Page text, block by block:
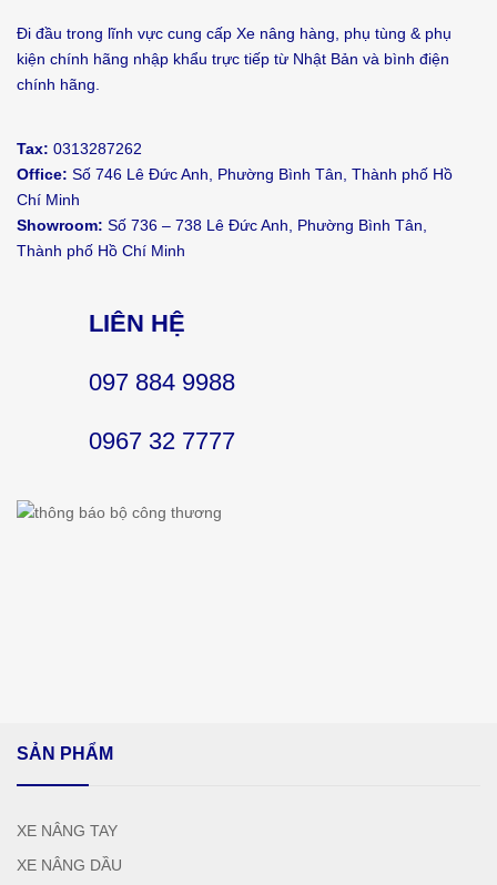
Đi đầu trong lĩnh vực cung cấp Xe nâng hàng, phụ tùng & phụ
kiện chính hãng nhập khẩu trực tiếp từ Nhật Bản và bình điện
chính hãng.
Tax: 0313287262
Office: Số 746 Lê Đức Anh, Phường Bình Tân, Thành phố Hồ
Chí Minh
Showroom: Số 736 – 738 Lê Đức Anh, Phường Bình Tân,
Thành phố Hồ Chí Minh
LIÊN HỆ
097 884 9988
0967 32 7777
SẢN PHẨM
XE NÂNG TAY
XE NÂNG DẦU